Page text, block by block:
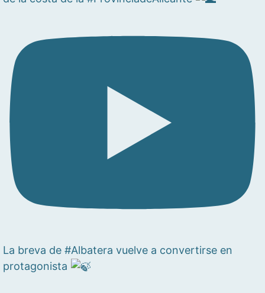
La breva de #Albatera vuelve a convertirse en
protagonista